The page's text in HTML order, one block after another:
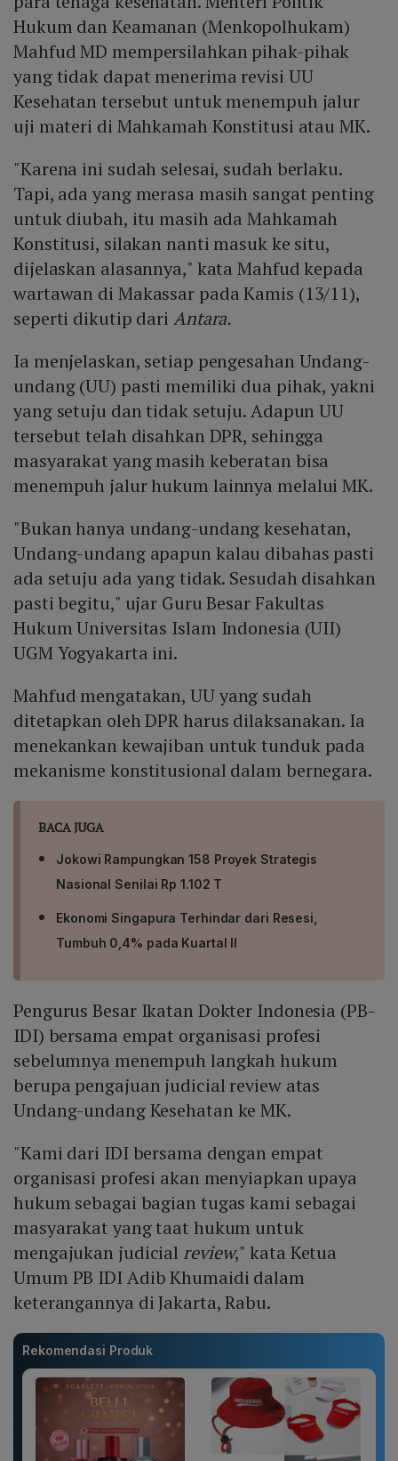
Hukum dan Keamanan (Menkopolhukam)
Mahfud MD mempersilahkan pihak-pihak
yang tidak dapat menerima revisi UU
Kesehatan tersebut untuk menempuh jalur
uji materi di Mahkamah Konstitusi atau MK.
"Karena ini sudah selesai, sudah berlaku.
Tapi, ada yang merasa masih sangat penting
untuk diubah, itu masih ada Mahkamah
Konstitusi, silakan nanti masuk ke situ,
dijelaskan alasannya," kata Mahfud kepada
wartawan di Makassar pada Kamis (13/11),
seperti dikutip dari Antara.
Ia menjelaskan, setiap pengesahan Undang-
undang (UU) pasti memiliki dua pihak, yakni
yang setuju dan tidak setuju. Adapun UU
tersebut telah disahkan DPR, sehingga
masyarakat yang masih keberatan bisa
menempuh jalur hukum lainnya melalui MK.
"Bukan hanya undang-undang kesehatan,
Undang-undang apapun kalau dibahas pasti
ada setuju ada yang tidak. Sesudah disahkan
pasti begitu," ujar Guru Besar Fakultas
Hukum Universitas Islam Indonesia (UII)
UGM Yogyakarta ini.
Mahfud mengatakan, UU yang sudah
ditetapkan oleh DPR harus dilaksanakan. Ia
menekankan kewajiban untuk tunduk pada
mekanisme konstitusional dalam bernegara.
BACA JUGA
Jokowi Rampungkan 158 Proyek Strategis
Nasional Senilai Rp 1.102 T
Ekonomi Singapura Terhindar dari Resesi,
Tumbuh 0,4% pada Kuartal II
Pengurus Besar Ikatan Dokter Indonesia (PB-
IDI) bersama empat organisasi profesi
sebelumnya menempuh langkah hukum
berupa pengajuan judicial review atas
Undang-undang Kesehatan ke MK.
"Kami dari IDI bersama dengan empat
organisasi profesi akan menyiapkan upaya
hukum sebagai bagian tugas kami sebagai
masyarakat yang taat hukum untuk
mengajukan judicial review," kata Ketua
Umum PB IDI Adib Khumaidi dalam
keterangannya di Jakarta, Rabu.
Rekomendasi Produk